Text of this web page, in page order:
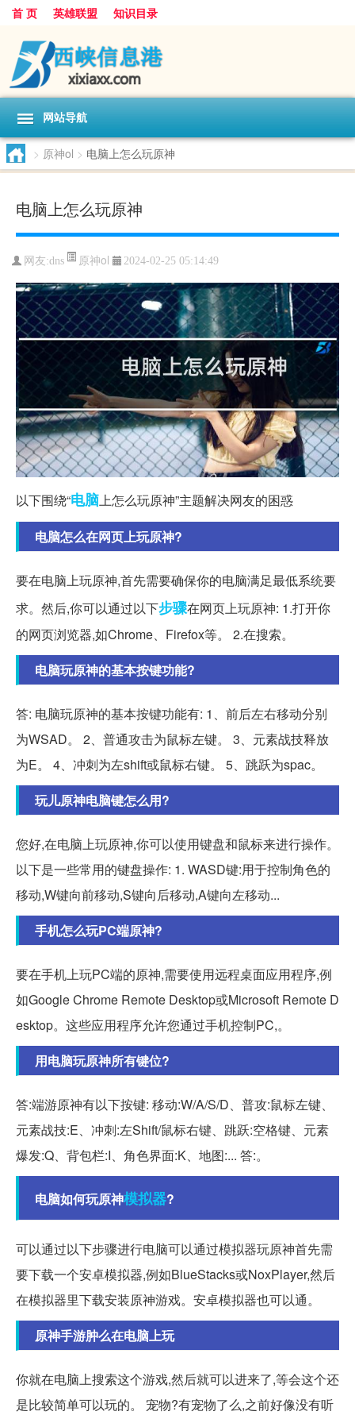
首 页 英雄联盟 知识目录
网站导航
> 原神ol > 电脑上怎么玩原神
电脑上怎么玩原神
网友:dns 原神ol 2024-02-25 05:14:49
以下围绕“电脑上怎么玩原神”主题解决网友的困惑
电脑怎么在网页上玩原神?
要在电脑上玩原神,首先需要确保你的电脑满足最低系统要
求。然后,你可以通过以下步骤在网页上玩原神: 1.打开你
的网页浏览器,如Chrome、Firefox等。 2.在搜索。
电脑玩原神的基本按键功能?
答: 电脑玩原神的基本按键功能有: 1、前后左右移动分别
为WSAD。 2、普通攻击为鼠标左键。 3、元素战技释放
为E。 4、冲刺为左shift或鼠标右键。 5、跳跃为spac。
玩儿原神电脑键怎么用?
您好,在电脑上玩原神,你可以使用键盘和鼠标来进行操作。
以下是一些常用的键盘操作: 1. WASD键:用于控制角色的
移动,W键向前移动,S键向后移动,A键向左移动...
手机怎么玩PC端原神?
要在手机上玩PC端的原神,需要使用远程桌面应用程序,例
如Google Chrome Remote Desktop或Microsoft Remote D
esktop。这些应用程序允许您通过手机控制PC,。
用电脑玩原神所有键位?
答:端游原神有以下按键: 移动:W/A/S/D、普攻:鼠标左键、
元素战技:E、冲刺:左Shift/鼠标右键、跳跃:空格键、元素
爆发:Q、背包栏:I、角色界面:K、地图:... 答:。
电脑如何玩原神模拟器?
可以通过以下步骤进行电脑可以通过模拟器玩原神首先需
要下载一个安卓模拟器,例如BlueStacks或NoxPlayer,然后
在模拟器里下载安装原神游戏。安卓模拟器也可以通。
原神手游肿么在电脑上玩
你就在电脑上搜索这个游戏,然后就可以进来了,等会这个还
是比较简单可以玩的。 宠物?有宠物了么,之前好像没有听